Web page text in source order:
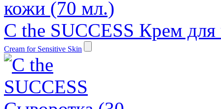
C the SUCCESS Крем
Cream for Sensitive Skin